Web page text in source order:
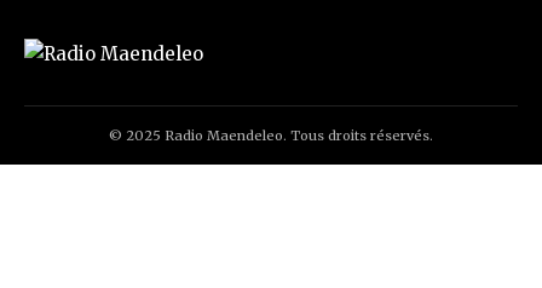
© 2025 Radio Maendeleo. Tous droits réservés.